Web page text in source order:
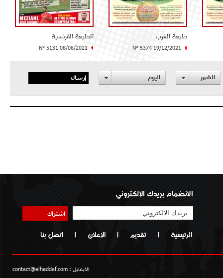
طبعة الغرب
N° 5374 19/12/2021
الطبعة الفرنسية
N° 5131 08/08/2021
الشهر اليوم إرسال
الانضمام بريدك الإلكتروني
اشتراك
الرئيسية | تقديم | الإعلان | اتصل بنا
الايمايل : contact@elheddaf.com